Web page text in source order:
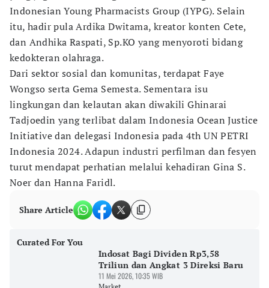
Indonesian Young Pharmacists Group (IYPG). Selain
itu, hadir pula Ardika Dwitama, kreator konten Cete,
dan Andhika Raspati, Sp.KO yang menyoroti bidang
kedokteran olahraga.
Dari sektor sosial dan komunitas, terdapat Faye
Wongso serta Gema Semesta. Sementara isu
lingkungan dan kelautan akan diwakili Ghinarai
Tadjoedin yang terlibat dalam Indonesia Ocean Justice
Initiative dan delegasi Indonesia pada 4th UN PETRI
Indonesia 2024. Adapun industri perfilman dan fesyen
turut mendapat perhatian melalui kehadiran Gina S.
Noer dan Hanna Faridl.
Share Article
Curated For You
Indosat Bagi Dividen Rp3,58
Triliun dan Angkat 3 Direksi Baru
11 Mei 2026, 10:35 WIB